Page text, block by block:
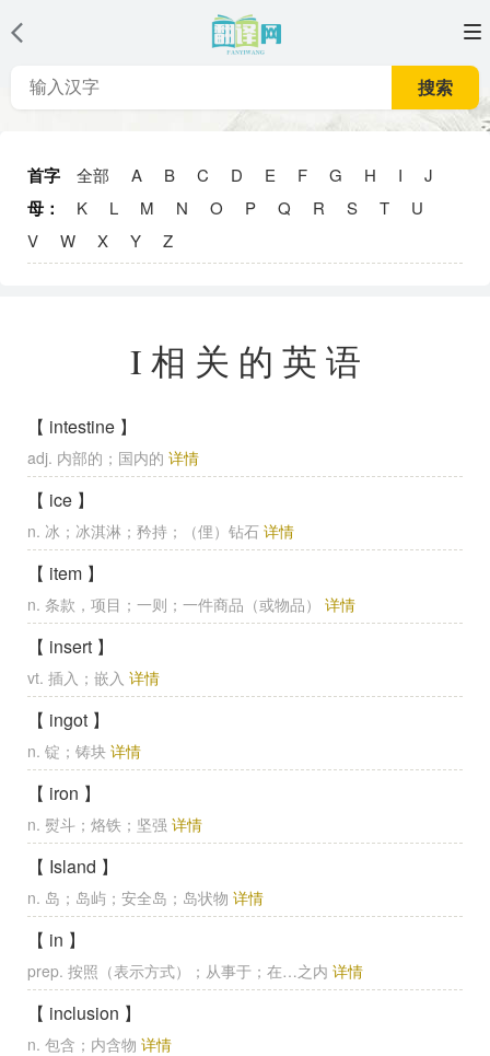
搜索
首字
母：
全部 A B C D E F G H I
J
K
L M N O P Q R S T
U
V
W X Y Z
I相关的英语
【 intestine 】
adj. 内部的；国内的 详情
【 ice 】
n. 冰；冰淇淋；矜持；（俚）钻石 详情
【 item 】
n. 条款，项目；一则；一件商品（或物品） 详情
【 insert 】
vt. 插入；嵌入 详情
【 ingot 】
n. 锭；铸块 详情
【 iron 】
n. 熨斗；烙铁；坚强 详情
【 Island 】
n. 岛；岛屿；安全岛；岛状物 详情
【 in 】
prep. 按照（表示方式）；从事于；在…之内 详情
【 inclusion 】
n. 包含；内含物 详情